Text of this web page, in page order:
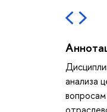
анализа